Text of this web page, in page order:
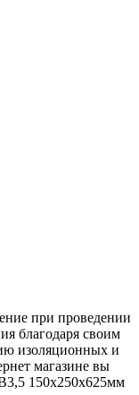
при проведении
благодаря своим
изоляционных и
магазине вы
150х250х625мм